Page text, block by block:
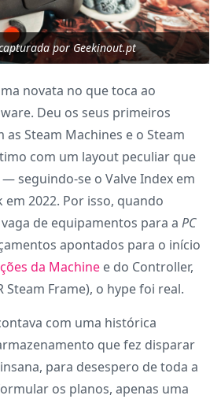
por Geekinout.pt
novata no que toca ao
Deu os seus primeiros
as Steam Machines e o Steam
com um layout peculiar que
seguindo-se o Valve Index em
em 2022. Por isso, quando
de equipamentos para a PC
apontados para o início
da Machine e do Controller,
Steam Frame), o hype foi real.
com uma histórica
que fez disparar
para desespero de toda a
os planos, apenas uma